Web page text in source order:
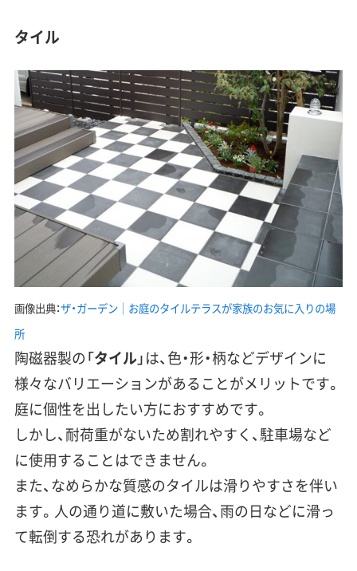
タイル
画像出典：ザ・ガーデン｜お庭のタイルテラスが家族のお気に入りの場
所
陶磁器製の「タイル」は、色・形・柄などデザインに
様々なバリエーションがあることがメリットです。
庭に個性を出したい方におすすめです。
しかし、耐荷重がないため割れやすく、駐車場など
に使用することはできません。
また、なめらかな質感のタイルは滑りやすさを伴い
ます。人の通り道に敷いた場合、雨の日などに滑っ
て転倒する恐れがあります。